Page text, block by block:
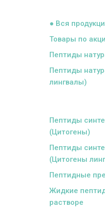
● Вся
Товары по
Пептиды
Пептиды
лингвалы)
Пептиды
(Цитогены)
Пептиды
(Цитогены
Пептидные
Жидкие
растворе